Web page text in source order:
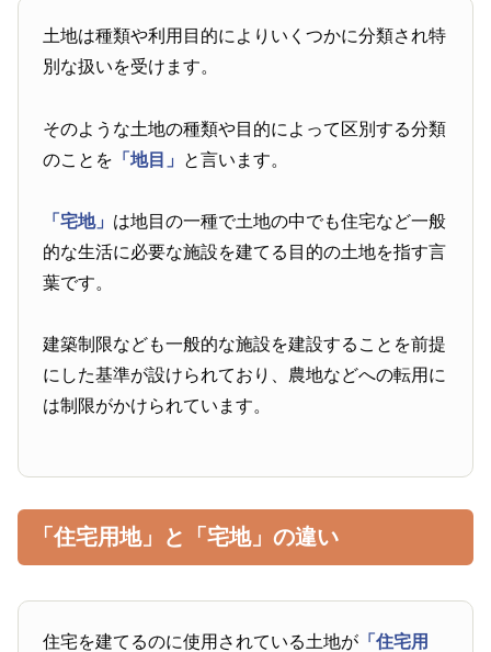
土地は種類や利用目的によりいくつかに分類され特
別な扱いを受けます。
そのような土地の種類や目的によって区別する分類
のことを 「地目」 と言います。
「宅地」 は地目の一種で土地の中でも住宅など一般
的な生活に必要な施設を建てる目的の土地を指す言
葉です。
建築制限なども一般的な施設を建設することを前提
にした基準が設けられており、農地などへの転用に
は制限がかけられています。
「住宅用地」と「宅地」の違い
住宅を建てるのに使用されている土地が 「住宅用